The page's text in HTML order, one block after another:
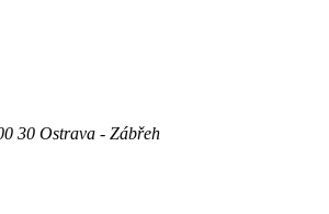
30 Ostrava - Zábřeh